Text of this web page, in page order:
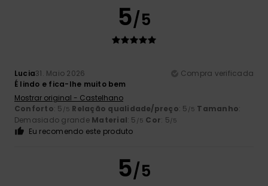
5/5
Lucia31. Maio 2026
Compra verificada
É lindo e fica-lhe muito bem
Mostrar original - Castelhano
Conforto: 5 /5 Relação qualidade/preço: 5 /5 Tamanho:
Demasiado grande Material: 5 /5 Cor: 5/5
Eu recomendo este produto
5/5